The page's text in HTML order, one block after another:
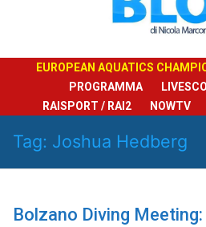
EUROPEAN AQUATICS
PROGRAMMA
RAISPORT / RAI2
NOWTV
Tag: Joshua Hedberg
Bolzano Diving